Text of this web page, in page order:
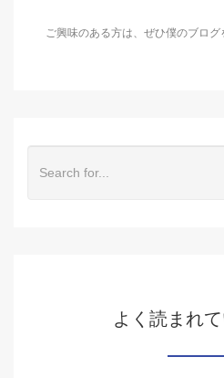
ご興味のある方は、ぜひ僕のブログ
よく読まれ